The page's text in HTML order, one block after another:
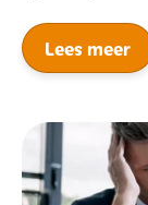
Lees meer